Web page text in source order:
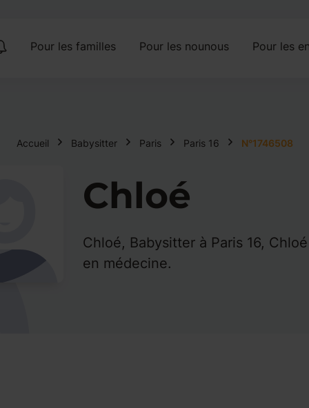
Pour les familles Pour les nounous Pour les
Accueil Babysitter Paris Paris 16 N°1746508
Chloé
Chloé, Babysitter à Paris 16,
en médecine.